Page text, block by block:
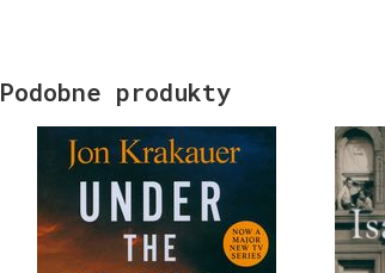
Podobne produkty